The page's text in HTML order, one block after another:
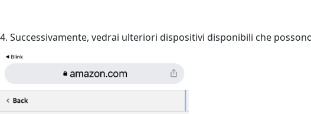
4. Successivamente, vedrai ulteriori dispositivi disponibili che